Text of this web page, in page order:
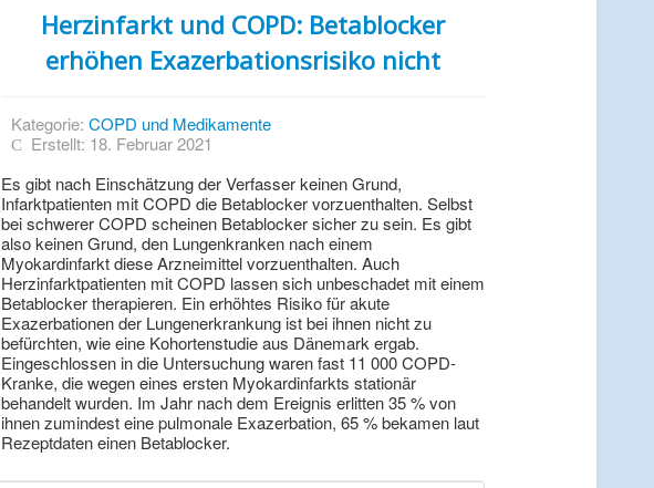
Herzinfarkt und COPD: Betablocker
erhöhen Exazerbationsrisiko nicht
Kategorie: COPD und Medikamente
Erstellt: 18. Februar 2021
Es gibt nach Einschätzung der Verfasser keinen Grund,
Infarktpatienten mit COPD die Betablocker vorzuenthalten. Selbst
bei schwerer COPD scheinen Betablocker sicher zu sein. Es gibt
also keinen Grund, den Lungenkranken nach einem
Myokardinfarkt diese Arzneimittel vorzuenthalten. Auch
Herzinfarktpatienten mit COPD lassen sich unbeschadet mit einem
Betablocker therapieren. Ein erhöhtes Risiko für akute
Exazerbationen der Lungenerkrankung ist bei ihnen nicht zu
befürchten, wie eine Kohortenstudie aus Dänemark ergab.
Eingeschlossen in die Untersuchung waren fast 11 000 COPD-
Kranke, die wegen eines ersten Myokardinfarkts stationär
behandelt wurden. Im Jahr nach dem Ereignis erlitten 35 % von
ihnen zumindest eine pulmonale Exazerbation, 65 % bekamen laut
Rezeptdaten einen Betablocker.